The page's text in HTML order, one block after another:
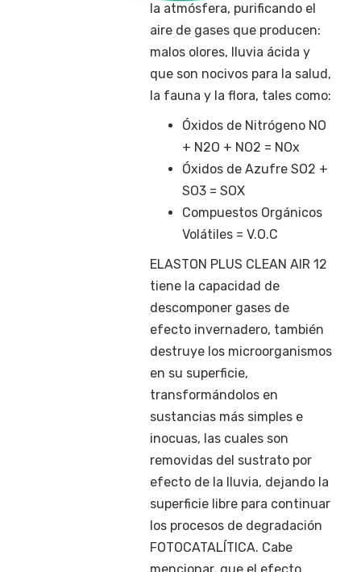
la atmósfera, purificando el
aire de gases que producen:
malos olores, lluvia ácida y
que son nocivos para la salud,
la fauna y la flora, tales como:
Óxidos de Nitrógeno NO
+ N2O + NO2 = NOx
Óxidos de Azufre SO2 +
SO3 = SOX
Compuestos Orgánicos
Volátiles = V.O.C
ELASTON PLUS CLEAN AIR 12
tiene la capacidad de
descomponer gases de
efecto invernadero, también
destruye los microorganismos
en su superficie,
transformándolos en
sustancias más simples e
inocuas, las cuales son
removidas del sustrato por
efecto de la lluvia, dejando la
superficie libre para continuar
los procesos de degradación
FOTOCATALÍTICA. Cabe